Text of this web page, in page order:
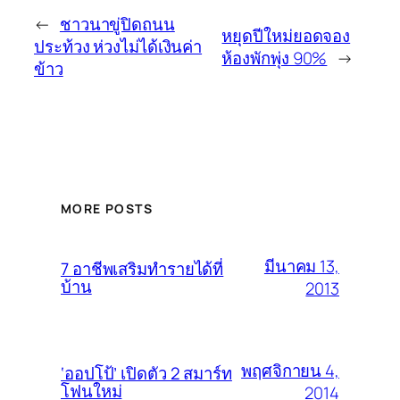
← ชาวนาขู่ปิดถนน
ประท้วง ห่วงไม่ได้เงินค่า
ข้าว
หยุดปีใหม่ยอดจอง
ห้องพักพุ่ง 90% →
MORE POSTS
7 อาชีพเสริมทำรายได้ที่
บ้าน
มีนาคม 13,
2013
‘ออปโป้’ เปิดตัว 2 สมาร์ท
โฟนใหม่
พฤศจิกายน 4,
2014